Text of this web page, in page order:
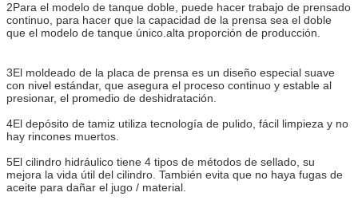
2Para el modelo de tanque doble, puede hacer trabajo de prensado
continuo, para hacer que la capacidad de la prensa sea el doble
que el modelo de tanque único.alta proporción de producción.
3El moldeado de la placa de prensa es un diseño especial suave
con nivel estándar, que asegura el proceso continuo y estable al
presionar, el promedio de deshidratación.
4El depósito de tamiz utiliza tecnología de pulido, fácil limpieza y no
hay rincones muertos.
5El cilindro hidráulico tiene 4 tipos de métodos de sellado, su
mejora la vida útil del cilindro. También evita que no haya fugas de
aceite para dañar el jugo / material.